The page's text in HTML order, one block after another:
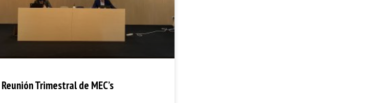
Trimestral de MEC’s